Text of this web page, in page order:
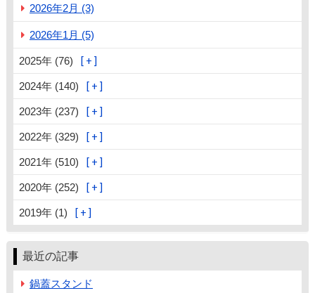
2026年2月 (3)
2026年1月 (5)
2025年 (76)
2024年 (140)
2023年 (237)
2022年 (329)
2021年 (510)
2020年 (252)
2019年 (1)
最近の記事
鍋蓋スタンド